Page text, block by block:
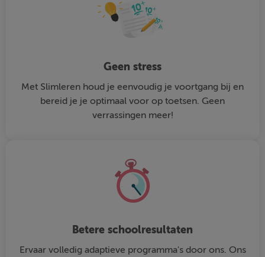
Geen stress
Met Slimleren houd je eenvoudig je voortgang bij en
bereid je je optimaal voor op toetsen. Geen
verrassingen meer!
Betere schoolresultaten
Ervaar volledig adaptieve programma's door ons. Ons